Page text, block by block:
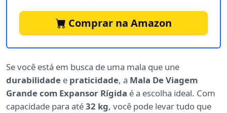
Comprar na Amazon
Se você está em busca de uma mala que une
durabilidade e praticidade, a Mala De Viagem
Grande com Expansor Rígida é a escolha ideal. Com
capacidade para até32 kg, você pode levar tudo que